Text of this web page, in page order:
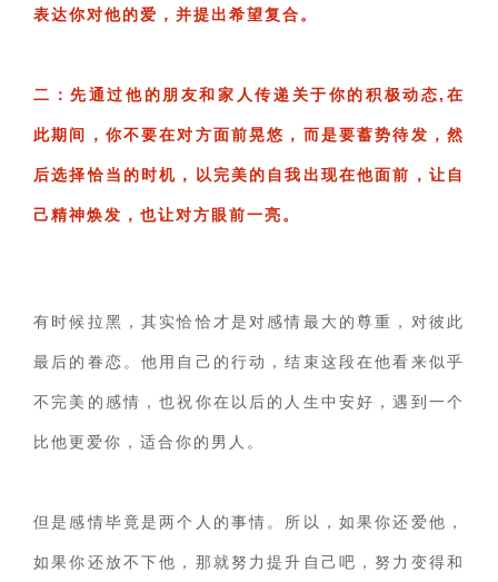
表达你对他的爱，并提出希望复合。
二：先通过他的朋友和家人传递关于你的积极动态,在
此期间，你不要在对方面前晃悠，而是要蓄势待发，然
后选择恰当的时机，以完美的自我出现在他面前，让自
己精神焕发，也让对方眼前一亮。
有时候拉黑，其实恰恰才是对感情最大的尊重，对彼此
最后的眷恋。他用自己的行动，结束这段在他看来似乎
不完美的感情，也祝你在以后的人生中安好，遇到一个
比他更爱你，适合你的男人。
但是感情毕竟是两个人的事情。所以，如果你还爱他，
如果你还放不下他，那就努力提升自己吧，努力变得和